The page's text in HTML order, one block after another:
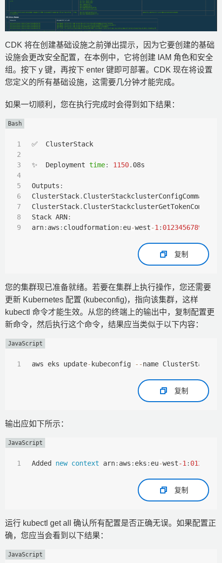
CDK 将在创建基础设施之前弹出提示，因为它要创建的基础
设施会更改安全配置，在本例中，它将创建 IAM 角色和安全
组。按下 y 键，再按下 enter 键即可部署。CDK 现在将设置
您定义的所有基础设施，这需要几分钟才能完成。
如果一切顺利，您在执行完成时会得到如下结果：
✅  ClusterStack
✨  Deployment time: 1150. 08s
Outputs :
ClusterStack.
ClusterStack.
Stack ARN:
arn: aws : cloudformation: eu-west-1 : 0123456789012
复制
您的集群现已准备就绪。若要在集群上执行操作，您还需要
更新 Kubernetes 配置 (kubeconfig)，指向该集群，这样
kubectl 命令才能生效。从您的终端上的输出中，复制配置更
新命令，然后执行这个命令，结果应当类似于以下内容：
aws eks update- kubeconfig --name ClusterStack
复制
输出应如下所示：
Added new context arn: aws : eks : eu-west-1 :
复制
运行 kubectl get all 确认所有配置是否正确无误。如果配置正
确，您应当会看到以下结果：